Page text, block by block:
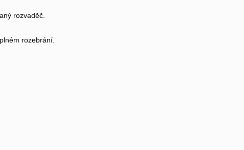
rozvaděč.
rozebrání.